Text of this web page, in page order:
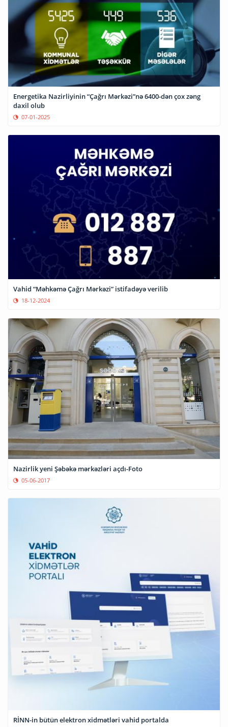
Energetika Nazirliyinin “Çağrı Mərkəzi”nə 6400-dən çox zəng
daxil olub
07-01-2025
Vahid “Məhkəmə Çağrı Mərkəzi” istifadəyə verilib
18-12-2024
Nazirlik yeni Şəbəkə mərkəzləri açdı-Foto
05-06-2017
RİNN-in bütün elektron xidmətləri vahid portalda